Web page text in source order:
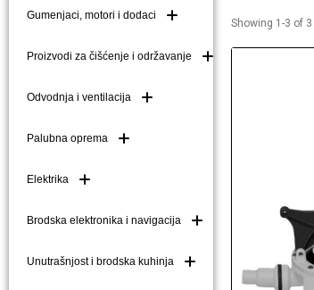
Gumenjaci, motori i dodaci
Proizvodi za čišćenje i održavanje
Odvodnja i ventilacija
Palubna oprema
Elektrika
Brodska elektronika i navigacija
Unutrašnjost i brodska kuhinja
Showing 1-3 of